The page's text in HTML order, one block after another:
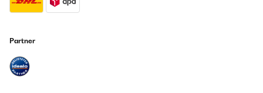
idealerweise spülmaschinenfest, um eine hygienische
Nutzung zu gewährleisten. Ausnehmbare Teile erleichtern
Partner